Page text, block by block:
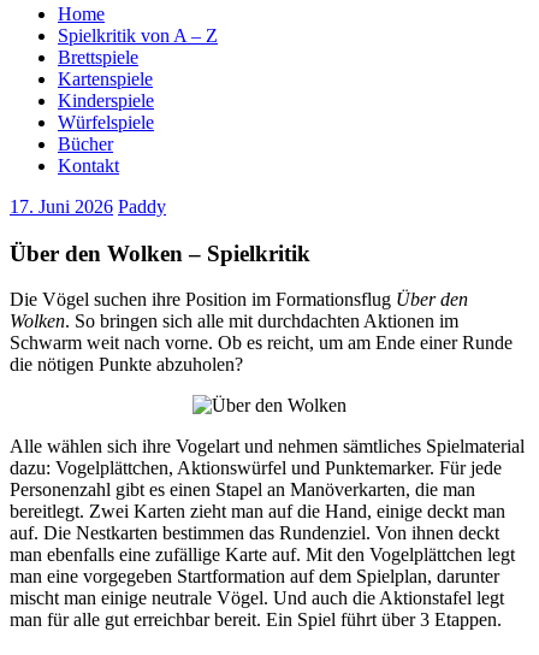
Home
Spielkritik von A – Z
Brettspiele
Kartenspiele
Kinderspiele
Würfelspiele
Bücher
Kontakt
17. Juni 2026 Paddy
Über den Wolken – Spielkritik
Die Vögel suchen ihre Position im Formationsflug Über den
Wolken. So bringen sich alle mit durchdachten Aktionen im
Schwarm weit nach vorne. Ob es reicht, um am Ende einer Runde
die nötigen Punkte abzuholen?
Alle wählen sich ihre Vogelart und nehmen sämtliches Spielmaterial
dazu: Vogelplättchen, Aktionswürfel und Punktemarker. Für jede
Personenzahl gibt es einen Stapel an Manöverkarten, die man
bereitlegt. Zwei Karten zieht man auf die Hand, einige deckt man
auf. Die Nestkarten bestimmen das Rundenziel. Von ihnen deckt
man ebenfalls eine zufällige Karte auf. Mit den Vogelplättchen legt
man eine vorgegeben Startformation auf dem Spielplan, darunter
mischt man einige neutrale Vögel. Und auch die Aktionstafel legt
man für alle gut erreichbar bereit. Ein Spiel führt über 3 Etappen.